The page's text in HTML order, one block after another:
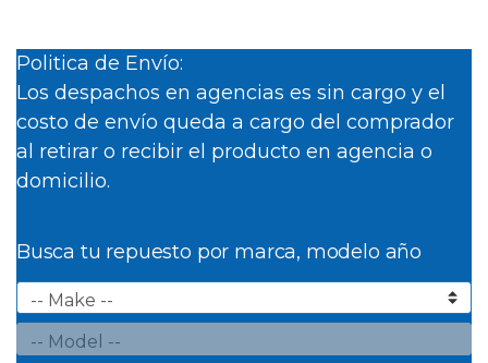
Politica de Envío:
Los despachos en agencias es sin cargo y el
costo de envío queda a cargo del comprador
al retirar o recibir el producto en agencia o
domicilio.
Busca tu repuesto por marca, modelo año